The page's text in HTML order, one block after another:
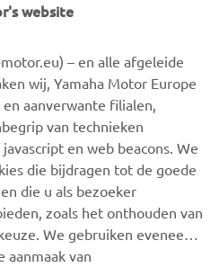
pnt
pnt
pnt
verreden op kartcircuit De
16 september.
website
– en alle afgeleide
wij, Yamaha Motor Europe
aanverwante filialen,
van technieken
en web beacons. We
die bijdragen tot de goede
die u als bezoeker
zoals het onthouden van
We gebruiken eveneens
aanmaak van